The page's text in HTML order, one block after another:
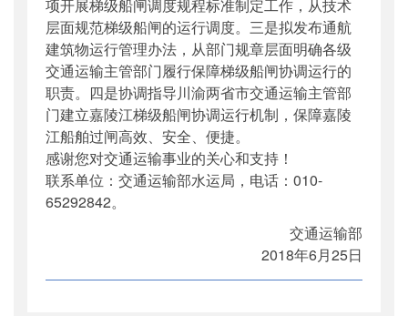
项开展梯级船闸调度规程标准制定工作，从技术
层面规范梯级船闸的运行调度。三是拟发布通航
建筑物运行管理办法，从部门规章层面明确各级
交通运输主管部门履行保障梯级船闸协调运行的
职责。四是协调指导川渝两省市交通运输主管部
门建立嘉陵江梯级船闸协调运行机制，保障嘉陵
江船舶过闸高效、安全、便捷。
感谢您对交通运输事业的关心和支持！
联系单位：交通运输部水运局，电话：010-
65292842。
交通运输部
2018年6月25日